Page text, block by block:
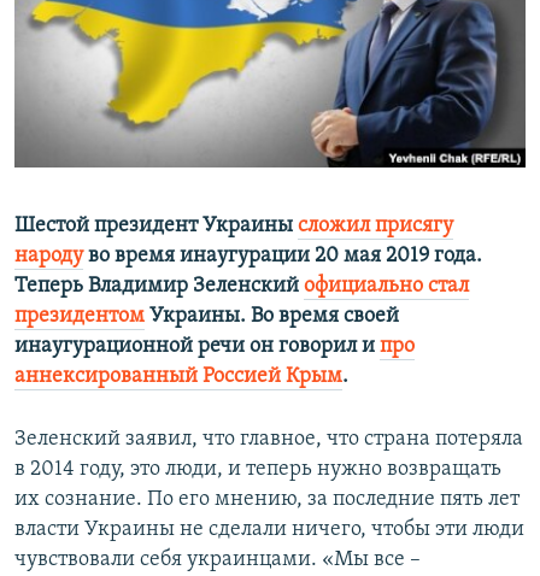
ПОБЕДИТЕЛЕЙ НЕ СУДЯТ?
КРЫМ.НЕПОКОРЕННЫЙ
ПРИСОЕДИНЯЙТЕСЬ!
Шестой президент Украины сложил присягу
народуво время инаугурации 20 мая 2019 года.
Теперь Владимир Зеленский официально стал
президентом Украины. Во время своей
инаугурационной речи он говорил и про
аннексированный Россией Крым.
Зеленский заявил, что главное, что страна потеряла
в 2014 году, это люди, и теперь нужно возвращать
их сознание. По его мнению, за последние пять лет
власти Украины не сделали ничего, чтобы эти люди
чувствовали себя украинцами. «Мы все –